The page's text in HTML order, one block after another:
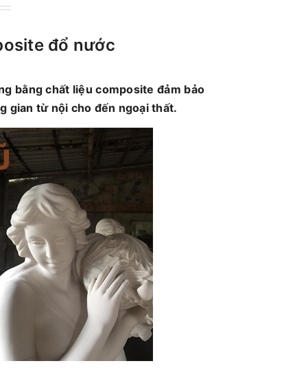
đổ nước
bằng chất liệu composite đảm bảo
gian từ nội cho đến ngoại thất.